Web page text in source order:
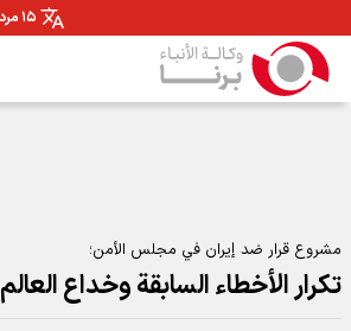
۱۵ مرداد ۱۴۰۵
مشروع قرار ضد إيران في مجلس الأمن؛
تكرار الأخطاء السابقة وخداع العالم